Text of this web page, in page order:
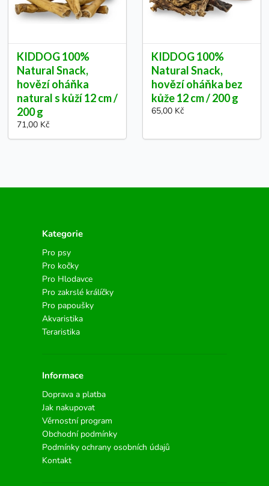
KIDDOG 100%
Natural Snack,
hovězí oháňka
natural s kůží 12 cm /
200 g
71,00 Kč
KIDDOG 100%
Natural Snack,
hovězí oháňka bez
kůže 12 cm / 200 g
65,00 Kč
Kategorie
Pro psy
Pro kočky
Pro Hlodavce
Pro zakrslé králíčky
Pro papoušky
Akvaristika
Teraristika
Informace
Doprava a platba
Jak nakupovat
Věrnostní program
Obchodní podmínky
Podmínky ochrany osobních údajů
Kontakt